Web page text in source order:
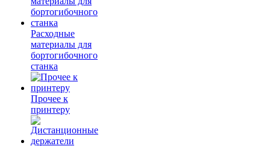
Расходные
материалы для
бортогибочного
станка
Прочее к
принтеру